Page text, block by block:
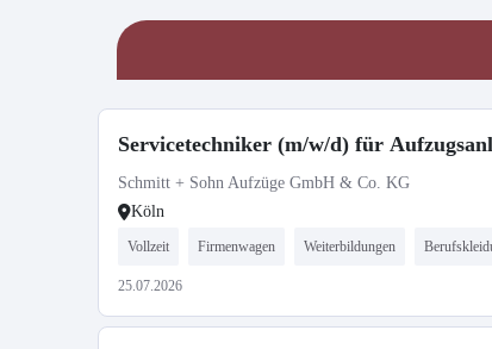
Servicetechniker (m/w/d) für
Schmitt + Sohn Aufzüge GmbH & Co. KG
Köln
Vollzeit Firmenwagen Weiterbildungen
25.07.2026